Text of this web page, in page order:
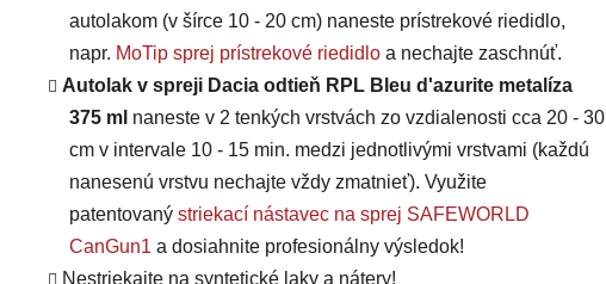
autolakom (v šírce 10 - 20 cm) naneste prístrekové riedidlo,
napr. MoTip sprej prístrekové riedidlo a nechajte zaschnúť.
Autolak v spreji Dacia odtieň RPL Bleu d'azurite metalíza
375 ml naneste v 2 tenkých vrstvách zo vzdialenosti cca 20 - 30
cm v intervale 10 - 15 min. medzi jednotlivými vrstvami (každú
nanesenú vrstvu nechajte vždy zmatnieť). Využite
patentovaný striekací nástavec na sprej SAFEWORLD
CanGun1 a dosiahnite profesionálny výsledok!
Nestriekajte na syntetické laky a nátery!